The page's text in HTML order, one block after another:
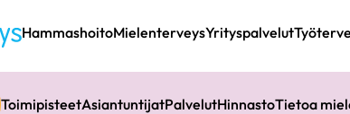
HammashoitoMielenterveys
ToimipisteetAsiantuntijatPalvelutHinnastoTietoa
Yrityspalvelut